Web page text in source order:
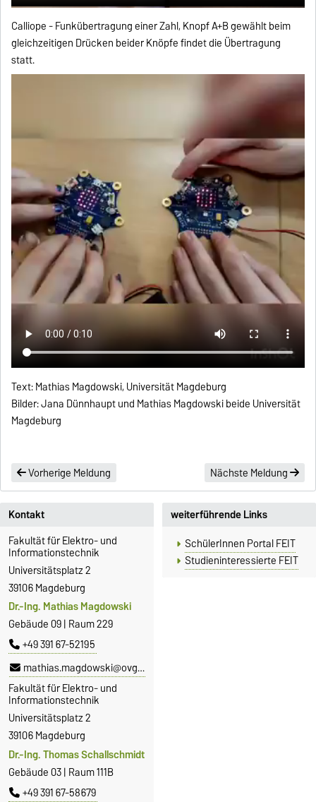
Calliope - Funkübertragung einer Zahl, Knopf A+B gewählt beim
gleichzeitigen Drücken beider Knöpfe findet die Übertragung
statt.
Text: Mathias Magdowski, Universität Magdeburg
Bilder: Jana Dünnhaupt und Mathias Magdowski beide Universität
Magdeburg
Vorherige Meldung Nächste Meldung
Kontakt
Fakultät für Elektro- und
Informationstechnik
Universitätsplatz 2
39106 Magdeburg
Dr.-Ing. Mathias Magdowski
Gebäude 09 | Raum 229
+49 391 67-52195
mathias.magdowski@ovgu.de
Fakultät für Elektro- und
Informationstechnik
Universitätsplatz 2
39106 Magdeburg
Dr.-Ing. Thomas Schallschmidt
Gebäude 03 | Raum 111B
+49 391 67-58679
weiterführende Links
SchülerInnen Portal FEIT
Studieninteressierte FEIT